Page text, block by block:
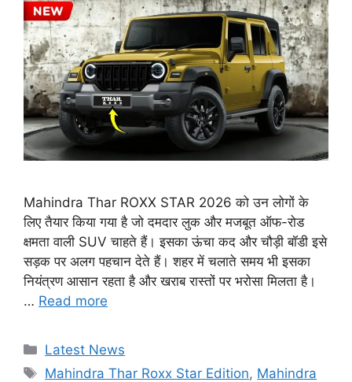
Mahindra Thar ROXX STAR 2026 को उन लोगों के
लिए तैयार किया गया है जो दमदार लुक और मजबूत ऑफ-रोड
क्षमता वाली SUV चाहते हैं। इसका ऊंचा कद और चौड़ी बॉडी इसे
सड़क पर अलग पहचान देते हैं। शहर में चलाते समय भी इसका
नियंत्रण आसान रहता है और खराब रास्तों पर भरोसा मिलता है।
… Read more
Categories
Latest News
Tags
Mahindra Thar Roxx Star Edition, Mahindra